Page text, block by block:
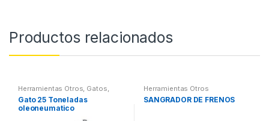
Productos relacionados
Herramientas Otros, Gatos,
Soportes y Hidraulica
Gato 25 Toneladas
oleoneumatico
Herramientas Otros
SANGRADOR DE FRENOS